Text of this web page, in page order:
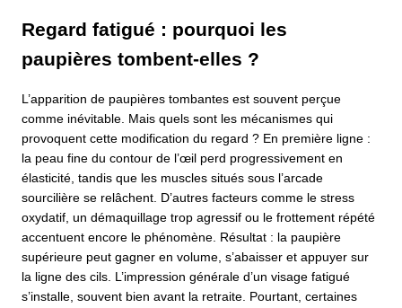
Regard fatigué : pourquoi les
paupières tombent-elles ?
L’apparition de paupières tombantes est souvent perçue
comme inévitable. Mais quels sont les mécanismes qui
provoquent cette modification du regard ? En première ligne :
la peau fine du contour de l’œil perd progressivement en
élasticité, tandis que les muscles situés sous l’arcade
sourcilière se relâchent. D’autres facteurs comme le stress
oxydatif, un démaquillage trop agressif ou le frottement répété
accentuent encore le phénomène. Résultat : la paupière
supérieure peut gagner en volume, s’abaisser et appuyer sur
la ligne des cils. L’impression générale d’un visage fatigué
s’installe, souvent bien avant la retraite. Pourtant, certaines